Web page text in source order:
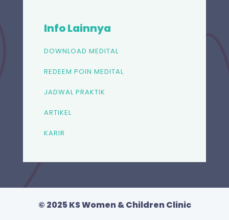
Info Lainnya
DOWNLOAD MEDITAL
REDEEM POIN MEDITAL
JADWAL PRAKTIK
ARTIKEL
KARIR
© 2025 KS Women & Children Clinic